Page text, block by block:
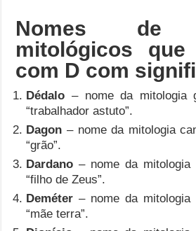
Nomes de
mitológicos que
com D com
Dédalo – nome da mitologia
“trabalhador astuto”.
Dagon – nome da mitologia
“grão”.
Dardano – nome da mitologia
“filho de Zeus”.
Deméter – nome da mitologia
“mãe terra”.